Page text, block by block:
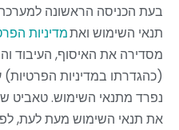
בעת הכניסה הראשונה
תנאי השימוש ואתמדיניות
מסדירה את האיסוף, העיבוד
(כהגדרתו במדיניות הפרטיות)
נפרד מתנאי השימוש. טאביט
את תנאי השימוש מעת לעת,